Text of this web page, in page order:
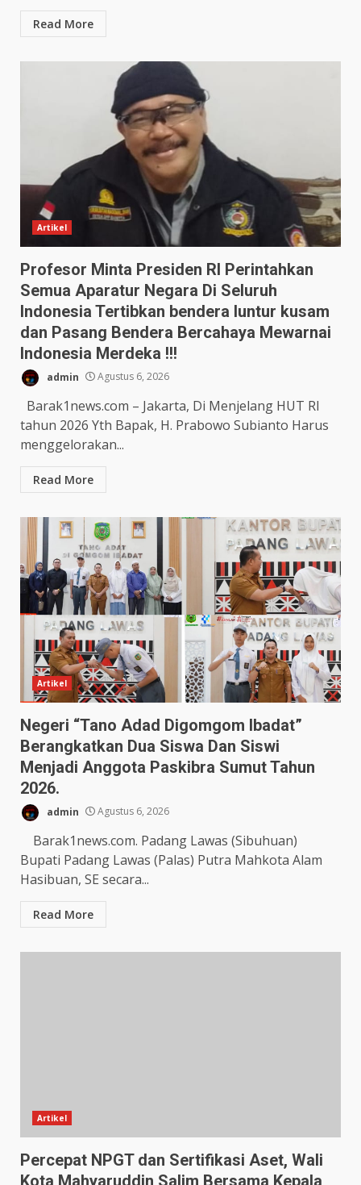
Read More
Artikel
Profesor Minta Presiden RI Perintahkan
Semua Aparatur Negara Di Seluruh
Indonesia Tertibkan bendera luntur kusam
dan Pasang Bendera Bercahaya Mewarnai
Indonesia Merdeka !!!
admin Agustus 6, 2026
Barak1news.com – Jakarta, Di Menjelang HUT RI
tahun 2026 Yth Bapak, H. Prabowo Subianto Harus
menggelorakan...
Read More
Artikel
Negeri “Tano Adad Digomgom Ibadat”
Berangkatkan Dua Siswa Dan Siswi
Menjadi Anggota Paskibra Sumut Tahun
2026.
admin Agustus 6, 2026
Barak1news.com. Padang Lawas (Sibuhuan)
Bupati Padang Lawas (Palas) Putra Mahkota Alam
Hasibuan, SE secara...
Read More
Artikel
Percepat NPGT dan Sertifikasi Aset, Wali
Kota Mahyaruddin Salim Bersama Kepala